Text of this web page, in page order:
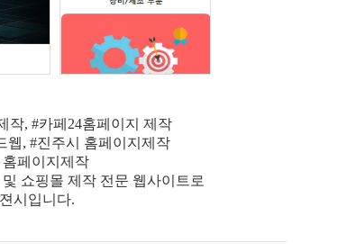
작, #카페24홈페이지 제작
웹, #진주시 홈페이지제작
페이지제작
쇼핑몰 제작 전문 웹사이트로
시입니다.